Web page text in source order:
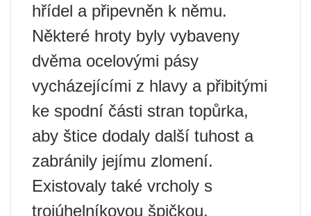
hřídel a připevněn k němu.
Některé hroty byly vybaveny
dvěma ocelovými pásy
vycházejícími z hlavy a přibitými
ke spodní části stran topůrka,
aby štice dodaly další tuhost a
zabránily jejímu zlomení.
Existovaly také vrcholy s
trojúhelníkovou špičkou.